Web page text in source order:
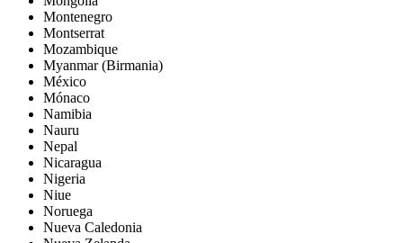
Montenegro
Montserrat
Mozambique
Myanmar (Birmania)
México
Mónaco
Namibia
Nauru
Nepal
Nicaragua
Nigeria
Niue
Noruega
Nueva Caledonia